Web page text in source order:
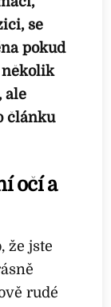
se
pokud
několik
ale
článku
očí a
že jste
rudé